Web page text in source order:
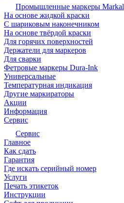
Промышленные маркеры Markal
На основе жидкой краски
С шариковым наконечником
На основе твёрдой краски
Для горячих поверхностей
Держатели для маркеров
Для сварки
Фетровые маркеры Dura-Ink
Универсальные
Температурная индикация
Другие маркираторы
Акции
Информация
Сервис
Сервис
Главное
Как сдать
Гарантия
Где искать серийный номер
Услуги
Печать этикеток
Инструкции